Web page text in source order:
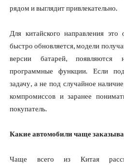
рядом и выглядит привлекательно.
Для китайского направления
быстро обновляется, модели
версии батарей, появляются
программные функции. Если
задачу, а не под случайное
компромиссов и заранее
покупатель.
Какие автомобили чаще
Чаще всего из Китая